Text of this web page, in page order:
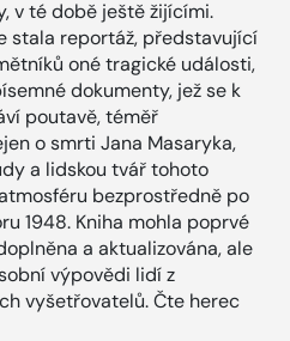
v té době ještě žijícími.
stala reportáž, představující
oné tragické události,
dokumenty, jež se k
poutavě, téměř
o smrti Jana Masaryka,
a lidskou tvář tohoto
bezprostředně po
1948. Kniha mohla poprvé
a aktualizována, ale
výpovědi lidí z
vyšetřovatelů. Čte herec